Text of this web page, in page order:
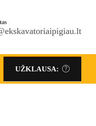
UŽKLAUSA:
UŽKLAUSA: